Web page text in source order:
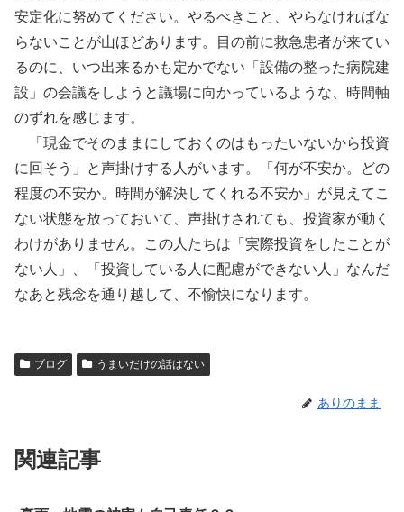
安定化に努めてください。やるべきこと、やらなければな
らないことが山ほどあります。目の前に救急患者が来てい
るのに、いつ出来るかも定かでない「設備の整った病院建
設」の会議をしようと議場に向かっているような、時間軸
のずれを感じます。
「現金でそのままにしておくのはもったいないから投資
に回そう」と声掛けする人がいます。「何が不安か。どの
程度の不安か。時間が解決してくれる不安か」が見えてこ
ない状態を放っておいて、声掛けされても、投資家が動く
わけがありません。この人たちは「実際投資をしたことが
ない人」、「投資している人に配慮ができない人」なんだ
なあと残念を通り越して、不愉快になります。
ブログ うまいだけの話はない
ありのまま
関連記事